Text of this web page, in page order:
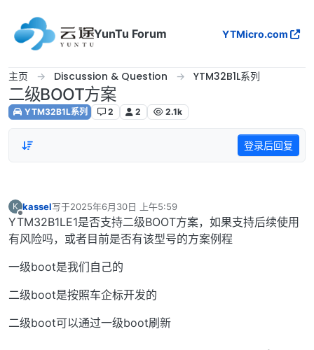
YunTu Forum
YTMicro.com
主页 Discussion & Question YTM32B1L系列
二级BOOT方案
YTM32B1L系列 2 2 2.1k
登录后回复
K
离线
kassel写于2025年6月30日 上午5:59
最后由 编辑
YTM32B1LE1是否支持二级BOOT方案，如果支持后续使用
有风险吗，或者目前是否有该型号的方案例程
一级boot是我们自己的
二级boot是按照车企标开发的
二级boot可以通过一级boot刷新